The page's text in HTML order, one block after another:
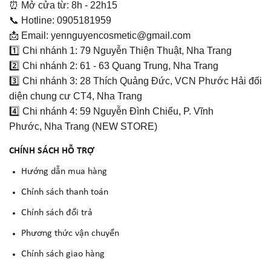
⏰ Mở cửa từ: 8h - 22h15
📞 Hotline: 0905181959
📩 Email: yennguyencosmetic@gmail.com
1️⃣ Chi nhánh 1: 79 Nguyễn Thiện Thuật, Nha Trang
2️⃣ Chi nhánh 2: 61 - 63 Quang Trung, Nha Trang
3️⃣ Chi nhánh 3: 28 Thích Quảng Đức, VCN Phước Hải đối
diện chung cư CT4, Nha Trang
4️⃣ Chi nhánh 4: 59 Nguyễn Đình Chiểu, P. Vĩnh
Phước, Nha Trang (NEW STORE)
CHÍNH SÁCH HỖ TRỢ
Hướng dẫn mua hàng
Chính sách thanh toán
Chính sách đổi trả
Phương thức vận chuyển
Chính sách giao hàng